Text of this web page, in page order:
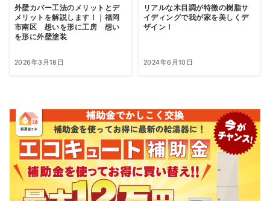
外壁カバー工法のメリットとデ
メリットを解説します！｜福岡
市南区 想いを形に工房 想い
を形に外壁塗装
2026年3月18日
リアルな木目調が特徴の樹脂サ
イディングで我が家を美しくデ
ザイン！
2024年6月10日